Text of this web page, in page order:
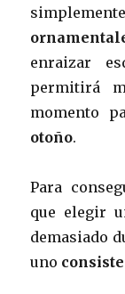
simplemente
enraizar
permitirá
momento
otoño.
Para
que elegir
demasiado
uno